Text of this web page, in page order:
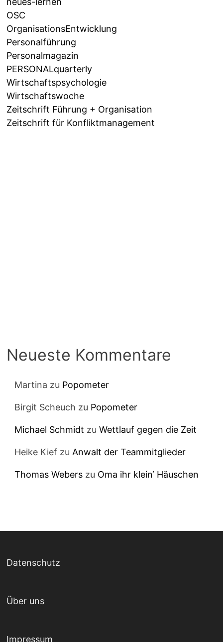
OSC
OrganisationsEntwicklung
Personalführung
Personalmagazin
PERSONALquarterly
Wirtschaftspsychologie
Wirtschaftswoche
Zeitschrift Führung + Organisation
Zeitschrift für Konfliktmanagement
Neueste Kommentare
Martina zu Popometer
Birgit Scheuch zu Popometer
Michael Schmidt zuWettlauf gegen die Zeit
Heike Kief zu Anwalt der Teammitglieder
Thomas Webers zu Oma ihr klein‘ Häuschen
Datenschutz
Über uns
Impressum